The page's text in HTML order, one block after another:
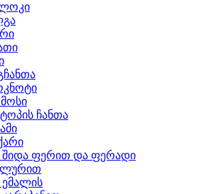
ჩანთა
შიდა ფერით და ფერადი
ემალის